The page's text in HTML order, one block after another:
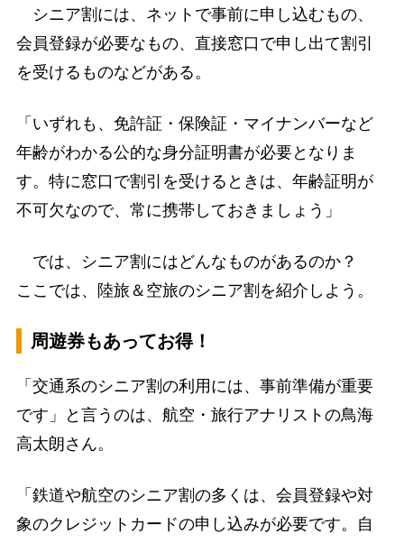
シニア割には、ネットで事前に申し込むもの、
会員登録が必要なもの、直接窓口で申し出て割引
を受けるものなどがある。
「いずれも、免許証・保険証・マイナンバーなど
年齢がわかる公的な身分証明書が必要となりま
す。特に窓口で割引を受けるときは、年齢証明が
不可欠なので、常に携帯しておきましょう」
では、シニア割にはどんなものがあるのか？
ここでは、陸旅＆空旅のシニア割を紹介しよう。
周遊券もあってお得！
「交通系のシニア割の利用には、事前準備が重要
です」と言うのは、航空・旅行アナリストの鳥海
高太朗さん。
「鉄道や航空のシニア割の多くは、会員登録や対
象のクレジットカードの申し込みが必要です。自